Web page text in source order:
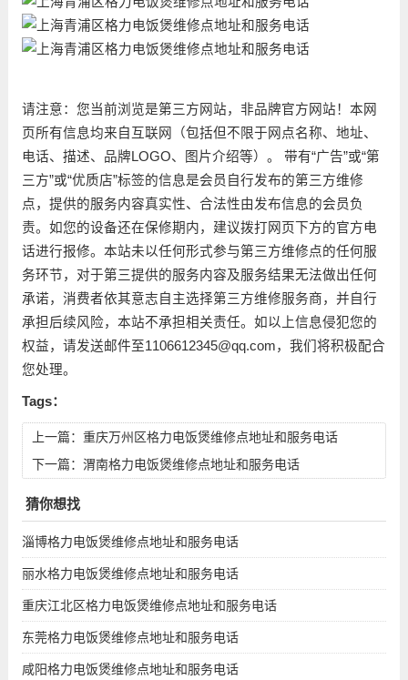
请注意：您当前浏览是第三方网站，非品牌官方网站！本网
页所有信息均来自互联网（包括但不限于网点名称、地址、
电话、描述、品牌LOGO、图片介绍等）。 带有“广告”或“第
三方”或“优质店”标签的信息是会员自行发布的第三方维修
点，提供的服务内容真实性、合法性由发布信息的会员负
责。如您的设备还在保修期内，建议拨打网页下方的官方电
话进行报修。本站未以任何形式参与第三方维修点的任何服
务环节，对于第三提供的服务内容及服务结果无法做出任何
承诺，消费者依其意志自主选择第三方维修服务商，并自行
承担后续风险，本站不承担相关责任。如以上信息侵犯您的
权益，请发送邮件至1106612345@qq.com，我们将积极配合
您处理。
Tags：
上一篇： 重庆万州区格力电饭煲维修点地址和服务电话
下一篇： 渭南格力电饭煲维修点地址和服务电话
猜你想找
淄博格力电饭煲维修点地址和服务电话
丽水格力电饭煲维修点地址和服务电话
重庆江北区格力电饭煲维修点地址和服务电话
东莞格力电饭煲维修点地址和服务电话
咸阳格力电饭煲维修点地址和服务电话